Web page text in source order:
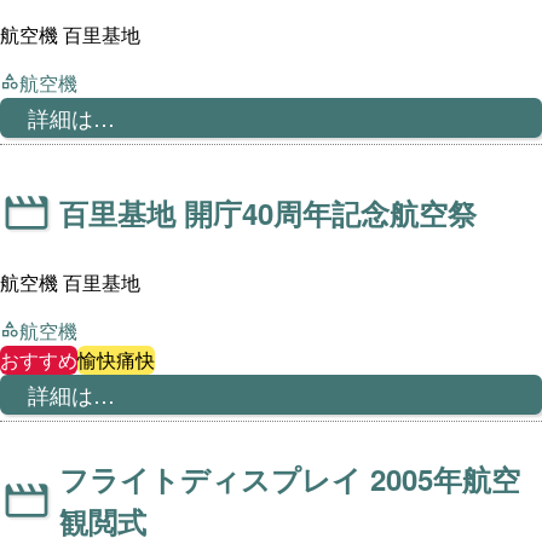
航空機 百里基地
航空機
詳細は…
百里基地 開庁40周年記念航空祭
航空機 百里基地
航空機
おすすめ愉快痛快
詳細は…
フライトディスプレイ 2005年航空
観閲式